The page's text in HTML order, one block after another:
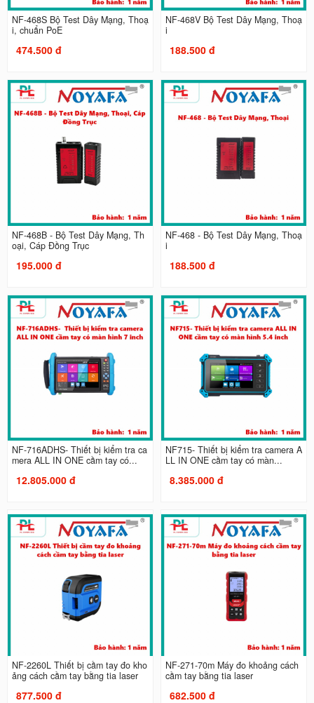
NF-468S Bộ Test Dây Mạng, Thoạ
i, chuẩn PoE
474.500 đ
NF-468V Bộ Test Dây Mạng, Thoạ
i
188.500 đ
NF-468B - Bộ Test Dây Mạng, Th
oại, Cáp Đồng Trục
195.000 đ
NF-468 - Bộ Test Dây Mạng, Thoạ
i
188.500 đ
NF-716ADHS- Thiết bị kiểm tra ca
mera ALL IN ONE cầm tay có...
12.805.000 đ
NF715- Thiết bị kiểm tra camera A
LL IN ONE cầm tay có màn...
8.385.000 đ
NF-2260L Thiết bị cầm tay đo kho
ảng cách cầm tay bằng tia laser
877.500 đ
NF-271-70m Máy đo khoảng cách
cầm tay bằng tia laser
682.500 đ